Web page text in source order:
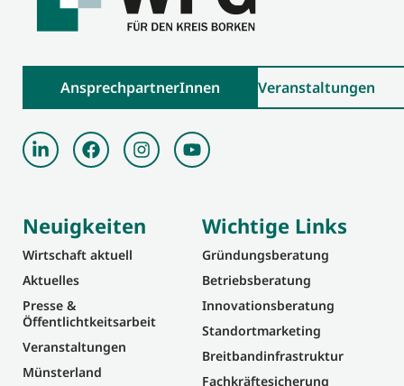
AnsprechpartnerInnen Veranstaltungen
Neuigkeiten
Wirtschaft aktuell
Aktuelles
Presse &
Öffentlichtkeitsarbeit
Veranstaltungen
Münsterland
Wichtige Links
Gründungsberatung
Betriebsberatung
Innovationsberatung
Standortmarketing
Breitbandinfrastruktur
Fachkräftesicherung